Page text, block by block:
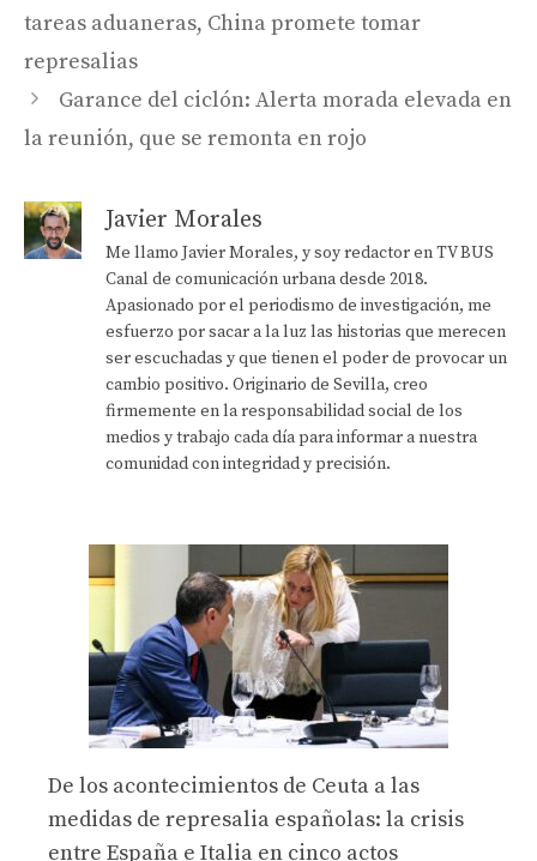
tareas aduaneras, China promete tomar
represalias
Garance del ciclón: Alerta morada elevada en
la reunión, que se remonta en rojo
Javier Morales
Me llamo Javier Morales, y soy redactor en TV BUS
Canal de comunicación urbana desde 2018.
Apasionado por el periodismo de investigación, me
esfuerzo por sacar a la luz las historias que merecen
ser escuchadas y que tienen el poder de provocar un
cambio positivo. Originario de Sevilla, creo
firmemente en la responsabilidad social de los
medios y trabajo cada día para informar a nuestra
comunidad con integridad y precisión.
De los acontecimientos de Ceuta a las
medidas de represalia españolas: la crisis
entre España e Italia en cinco actos